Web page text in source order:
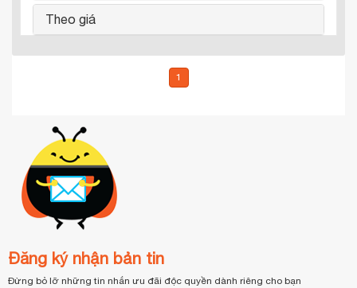
Theo giá
1
Đăng ký nhận bản tin
Đừng bỏ lỡ những tin nhắn ưu đãi độc quyền dành riêng cho bạn